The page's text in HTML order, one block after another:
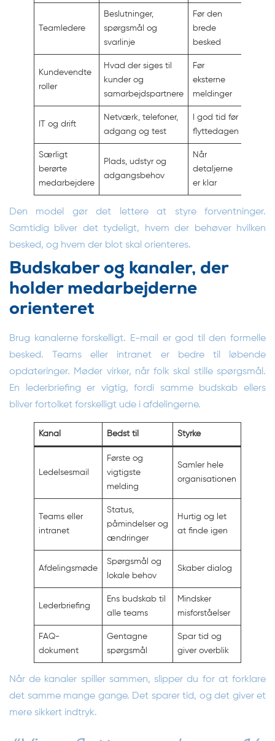
Teamledere
Beslutninger,
spørgsmål og
svarlinje
Før den
brede
besked
Kundevendte
roller
Hvad der siges til
kunder og
samarbejdspartnere
Før
eksterne
meldinger
IT og drift
Netværk, telefoner,
adgang og test
I god tid før
flyttedagen
Særligt
berørte
medarbejdere
Plads, udstyr og
adgangsbehov
Når
detaljerne
er klar
Den model gør det lettere at styre forventninger.
Samtidig bliver det tydeligt, hvem der behøver hvilken
besked, og hvem der blot skal orienteres.
Budskaber og kanaler, der
holder medarbejderne
orienteret
Brug kanalerne forskelligt. E-mail er god til den formelle
besked. Teams eller intranet er bedre til løbende
opdateringer. Møder virker, når folk skal stille spørgsmål.
En lederbriefing er vigtig, fordi samme budskab ellers
bliver fortolket forskelligt ude i afdelingerne.
Kanal Bedst til Styrke
Ledelsesmail
Første og
vigtigste
melding
Samler hele
organisationen
Teams eller
intranet
Status,
påmindelser og
ændringer
Hurtig og let
at finde igen
Afdelingsmøde
Spørgsmål og
lokale behov
Skaber dialog
Lederbriefing
Ens budskab til
alle teams
Mindsker
misforståelser
FAQ-
dokument
Gentagne
spørgsmål
Spar tid og
giver overblik
Når de kanaler spiller sammen, slipper du for at forklare
det samme mange gange. Det sparer tid, og det giver et
mere sikkert indtryk.